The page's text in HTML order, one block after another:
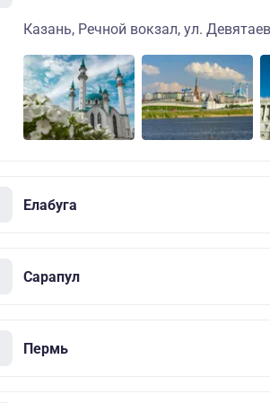
Казань, Речной вокзал, ул.
Елабуга
Сарапул
Пермь